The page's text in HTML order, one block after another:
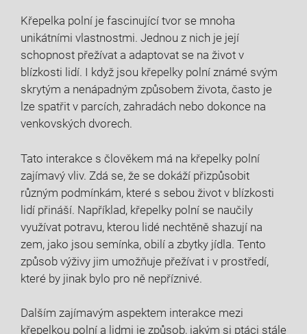
Křepelka polní je fascinující tvor se mnoha
unikátními vlastnostmi. Jednou z nich je její
schopnost přežívat a adaptovat se na život v
blízkosti lidí. I když jsou křepelky polní známé svým
skrytým a nenápadným způsobem života, často je
lze spatřit v parcích, zahradách nebo dokonce na
venkovských dvorech.
Tato interakce s člověkem má na křepelky polní
zajímavý vliv. Zdá se, že se dokáží přizpůsobit
různým podmínkám, které s sebou život v blízkosti
lidí přináší. Například, křepelky polní se naučily
využívat potravu, kterou lidé nechtěně shazují na
zem, jako jsou semínka, obilí a zbytky jídla. Tento
způsob výživy jim umožňuje přežívat i v prostředí,
které by jinak bylo pro ně nepříznivé.
Dalším zajímavým aspektem interakce mezi
křepelkou polní a lidmi je způsob, jakým si ptáci stále